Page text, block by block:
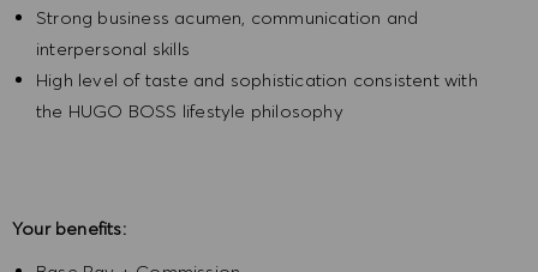
Strong business acumen, communication and
interpersonal skills
High level of taste and sophistication consistent with
the HUGO BOSS lifestyle philosophy
Your benefits: